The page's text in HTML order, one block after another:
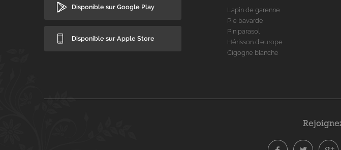
Disponible sur Google Play
Disponible sur Apple Store
Lapin de garenne
Pie bavarde
Pin parasol
Hérisson d'europe
Cigogne blanche